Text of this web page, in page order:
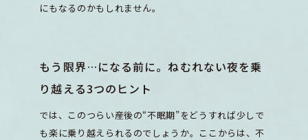
にもなるのかもしれません。
もう限界…になる前に。ねむれない夜を乗
り越える3つのヒント
では、このつらい産後の“不眠期”をどうすれば少しで
も楽に乗り越えられるのでしょうか。ここからは、不